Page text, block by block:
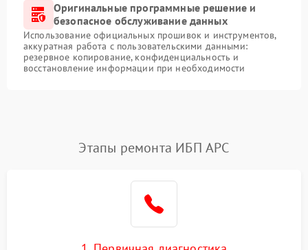
Оригинальные программные решение и
безопасное обслуживание данных
Использование официальных прошивок и инструментов,
аккуратная работа с пользовательскими данными:
резервное копирование, конфиденциальность и
восстановление информации при необходимости
Этапы ремонта ИБП APC